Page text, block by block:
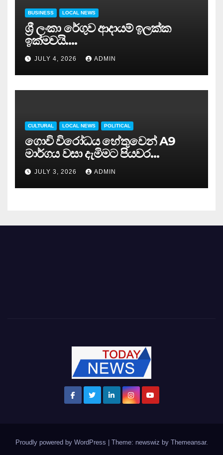
BUSINESS LOCAL NEWS
ශ්‍රී ලංකා රේගුව ආදායම් ඉලක්ක
ඉක්මවයි….
JULY 4, 2026 ADMIN
CULTURAL LOCAL NEWS POLITICAL
ගොවි විරෝධය හේතුවෙන් A9
මාර්ගය වසා දැමිමට පියවර…
JULY 3, 2026 ADMIN
Proudly powered by WordPress | Theme: newswiz by Themeansar.